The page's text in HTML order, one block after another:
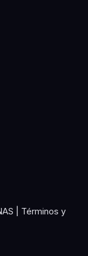
| Términos y